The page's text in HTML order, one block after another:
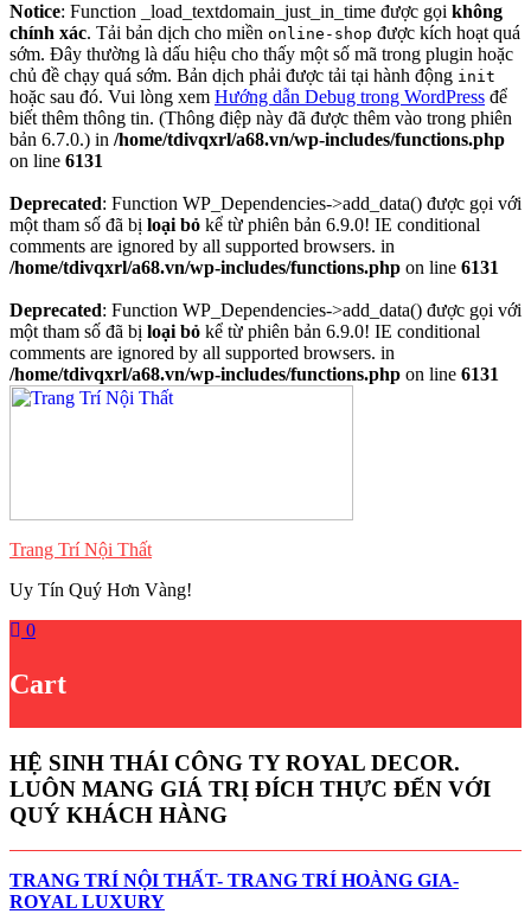
Notice: Function _load_textdomain_just_in_time được gọi không
chính xác. Tải bản dịch cho miền online-shop được kích hoạt quá
sớm. Đây thường là dấu hiệu cho thấy một số mã trong plugin hoặc
chủ đề chạy quá sớm. Bản dịch phải được tải tại hành động init
hoặc sau đó. Vui lòng xem Hướng dẫn Debug trong WordPress để
biết thêm thông tin. (Thông điệp này đã được thêm vào trong phiên
bản 6.7.0.) in /home/tdivqxrl/a68.vn/wp-includes/functions.php
on line 6131
Deprecated: Function WP_Dependencies->add_data() được gọi với
một tham số đã bị loại bỏ kể từ phiên bản 6.9.0! IE conditional
comments are ignored by all supported browsers. in
/home/tdivqxrl/a68.vn/wp-includes/functions.php on line 6131
Deprecated: Function WP_Dependencies->add_data() được gọi với
một tham số đã bị loại bỏ kể từ phiên bản 6.9.0! IE conditional
comments are ignored by all supported browsers. in
/home/tdivqxrl/a68.vn/wp-includes/functions.php on line 6131
Skip
Trang Trí Nội Thất
Uy Tín Quý Hơn Vàng!
0
Cart
HỆ SINH THÁI CÔNG TY ROYAL DECOR.
LUÔN MANG GIÁ TRỊ ĐÍCH THỰC ĐẾN VỚI
QUÝ KHÁCH HÀNG
TRANG TRÍ NỘI THẤT- TRANG TRÍ HOÀNG GIA-
ROYAL LUXURY